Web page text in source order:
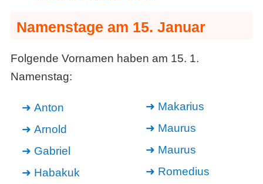
Namenstage am 15. Januar
Folgende Vornamen haben am 15. 1.
Namenstag:
Anton
Arnold
Gabriel
Habakuk
Makarius
Maurus
Maurus
Romedius